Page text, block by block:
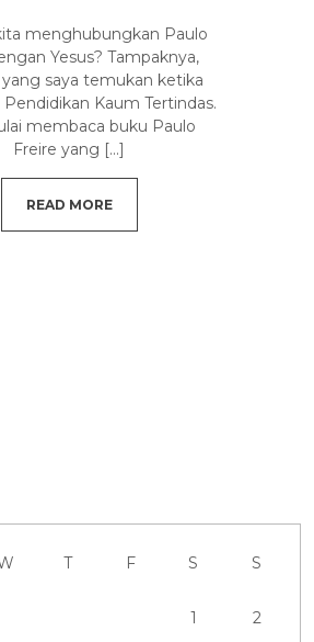
menghubungkan Paulo
Yesus? Tampaknya,
saya temukan ketika
Kaum Tertindas.
membaca buku Paulo
Freire yang [...]
READ MORE
T F S S
1 2